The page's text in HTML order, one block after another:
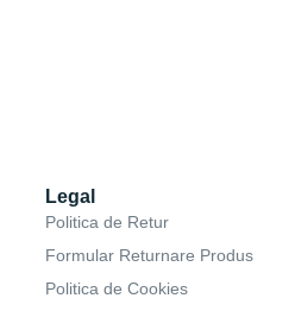
Legal
Politica de Retur
Formular Returnare Produs
Politica de Cookies